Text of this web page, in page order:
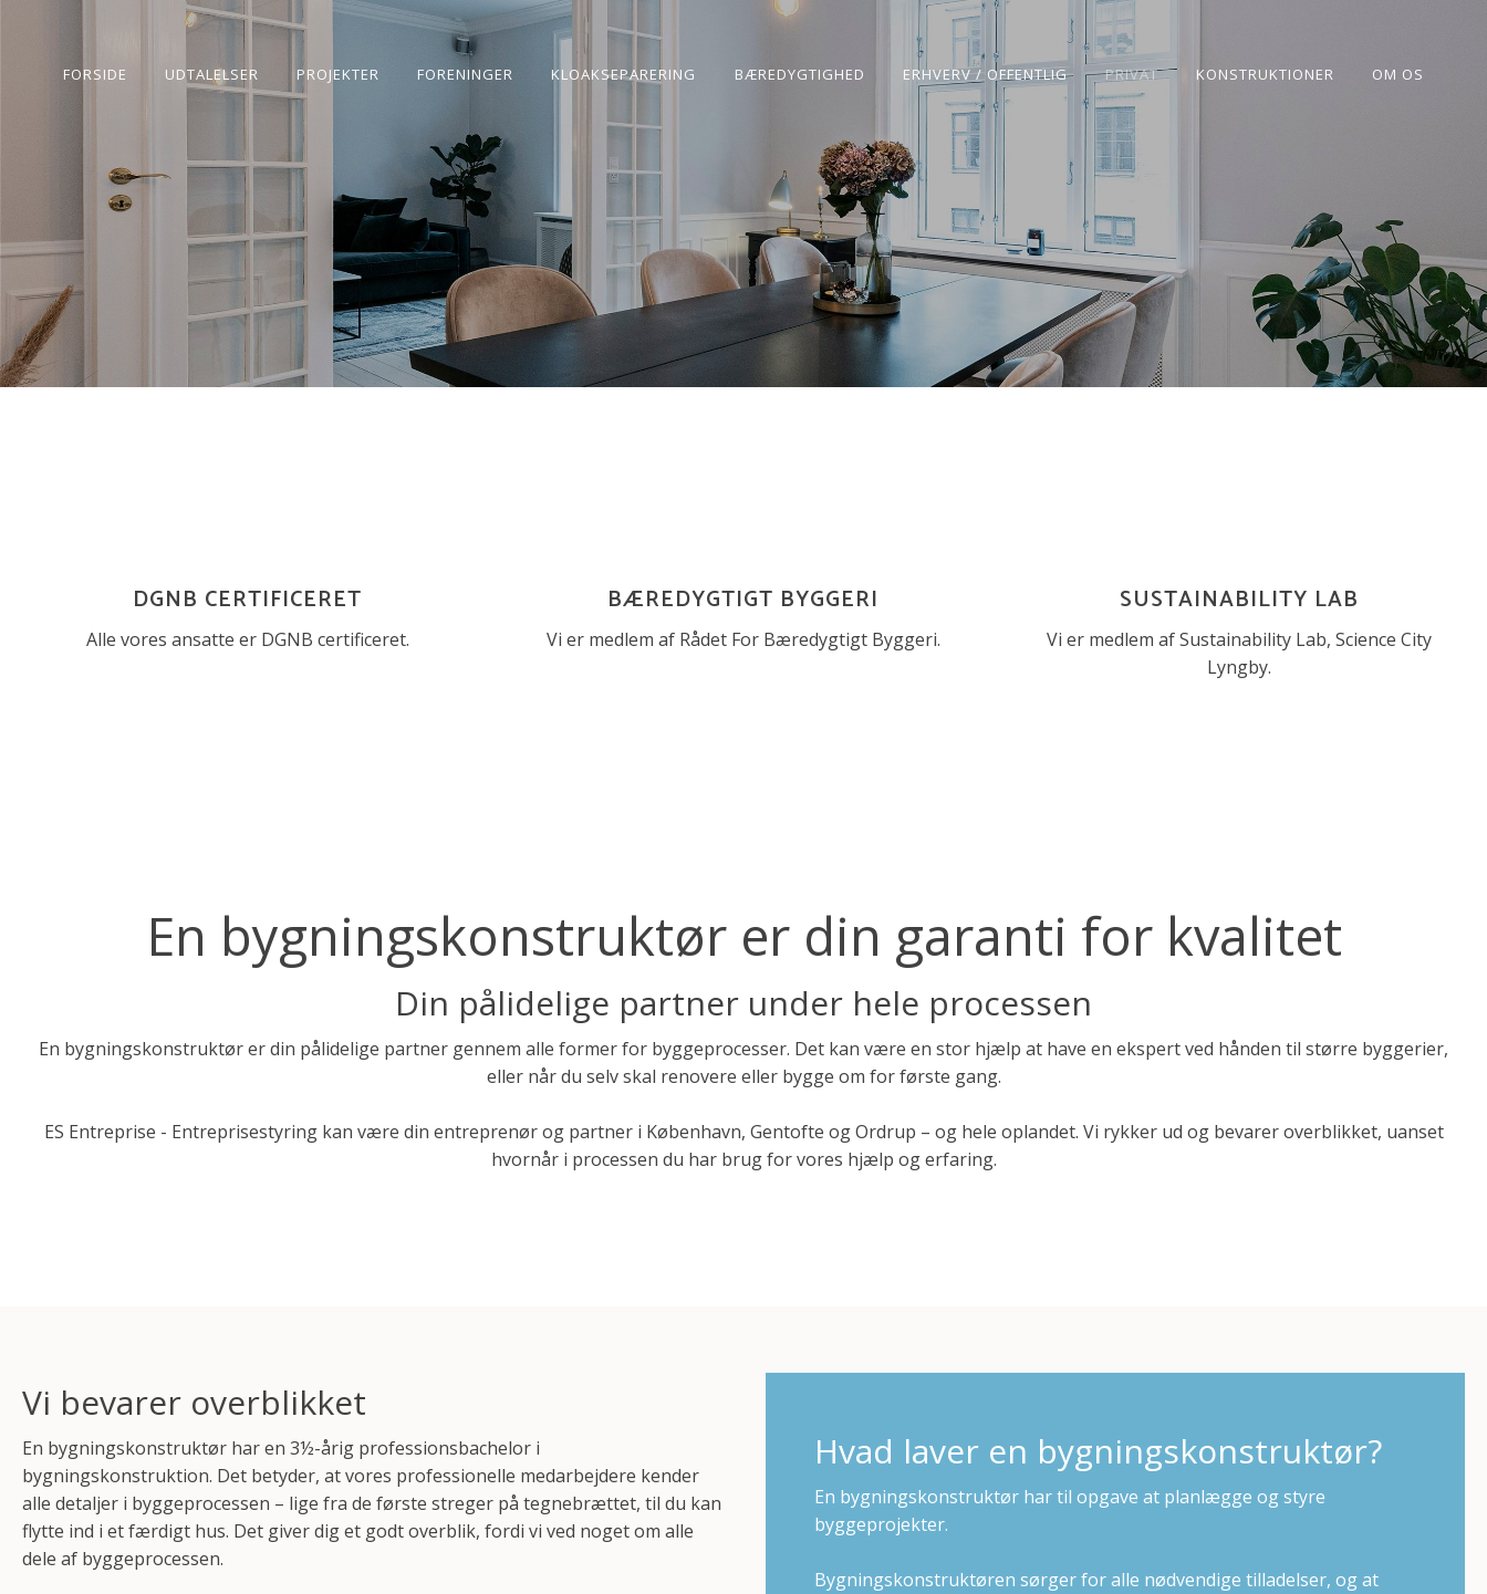
FORSIDE UDTALELSER PROJEKTER FORENINGER KLOAKSEPARERING BÆREDYGTIGHED ERHVERV / OFFENTLIG PRIVAT KONSTRUKTIONER OM OS
DGNB CERTIFICERET
Alle vores ansatte er DGNB certificeret.
BÆREDYGTIGT BYGGERI
Vi er medlem af Rådet For Bæredygtigt Byggeri.
SUSTAINABILITY LAB
Vi er medlem af Sustainability Lab, Science City
Lyngby.
En bygningskonstruktør er din garanti for kvalitet
Din pålidelige partner under hele processen
En bygningskonstruktør er din pålidelige partner gennem alle former for byggeprocesser. Det kan være en stor hjælp at have en ekspert ved hånden til større byggerier,
eller når du selv skal renovere eller bygge om for første gang.
ES Entreprise - Entreprisestyring kan være din entreprenør og partner i København, Gentofte og Ordrup – og hele oplandet. Vi rykker ud og bevarer overblikket, uanset
hvornår i processen du har brug for vores hjælp og erfaring.
Vi bevarer overblikket
En bygningskonstruktør har en 3½-årig professionsbachelor i
bygningskonstruktion. Det betyder, at vores professionelle medarbejdere kender
alle detaljer i byggeprocessen – lige fra de første streger på tegnebrættet, til du kan
flytte ind i et færdigt hus. Det giver dig et godt overblik, fordi vi ved noget om alle
dele af byggeprocessen.
Hvad laver en bygningskonstruktør?
En bygningskonstruktør har til opgave at planlægge og styre
byggeprojekter.
Bygningskonstruktøren sørger for alle nødvendige tilladelser, og at